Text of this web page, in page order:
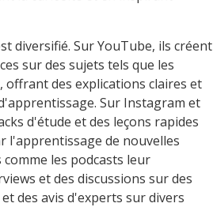
diversifié. Sur YouTube, ils créent
sur des sujets tels que les
offrant des explications claires et
Sur Instagram et
d'étude et des leçons rapides
l'apprentissage de nouvelles
les podcasts leur
et des discussions sur des
des avis d'experts sur divers